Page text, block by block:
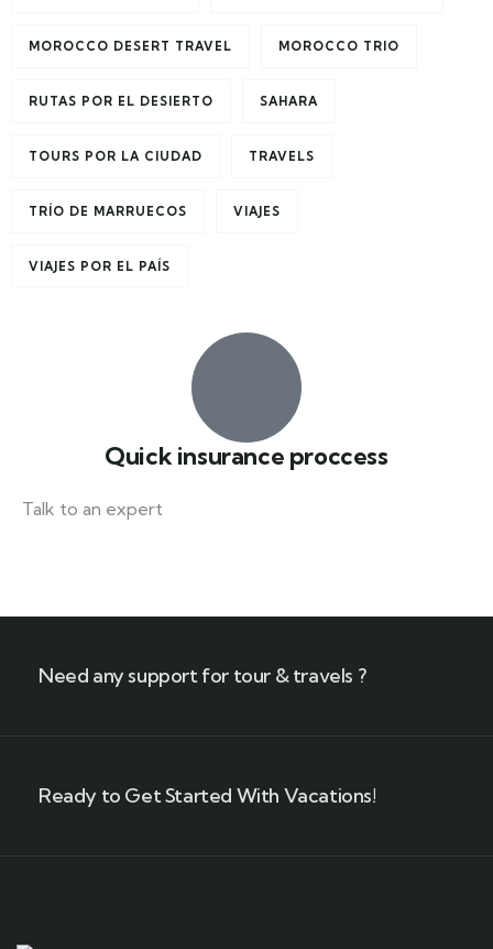
MOROCCO DESERT TRAVEL MOROCCO TRIO
RUTAS POR EL DESIERTO SAHARA
TOURS POR LA CIUDAD TRAVELS
TRÍO DE MARRUECOS VIAJES
VIAJES POR EL PAÍS
Quick insurance proccess
Talk to an expert
Need any support for tour & travels ?
Ready to Get Started With Vacations!